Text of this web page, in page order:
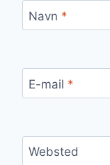
Navn *
E-mail *
Websted